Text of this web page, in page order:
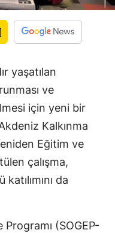
yaşatılan
ve
için yeni bir
Kalkınma
Eğitim ve
çalışma,
da
(SOGEP-